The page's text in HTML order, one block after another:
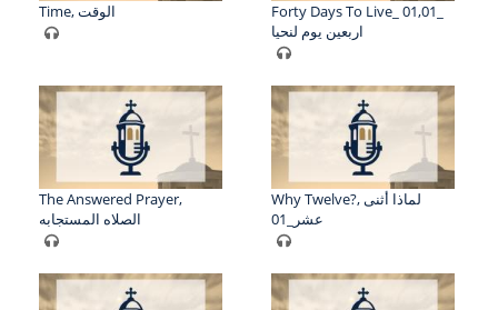
Time, الوقت
Forty Days To Live_ 01,01_
اربعين يوم لنحيا
The Answered Prayer,
الصلاه المستجابه
Why Twelve?, لماذا أثنى
عشر_01